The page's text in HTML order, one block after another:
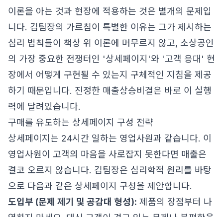
이론을 아는 것과 현장에 적용하는 것은 별개의 문제입
니다. 김팀장의 가르침이 특별한 이유는 그가 제시하는
심리 법칙들이 책상 위 이론에 머무르지 않고, 소상공인
의 가장 중요한 전쟁터인 '상세페이지'와 '고객 응대' 현
장에서 어떻게 구현될 수 있는지 구체적인 지침을 제공
하기 때문입니다. 진정한 매출상승비결은 바로 이 실행
력에 달려있습니다.
구매를 유도하는 상세페이지 구성 전략
상세페이지는 24시간 일하는 영업사원과 같습니다. 이
영업사원이 고객의 마음을 사로잡지 못한다면 매출은
결코 오르지 않습니다. 김팀장은 심리학적 원리를 바탕
으로 다음과 같은 상세페이지 구성을 제안합니다.
도입부 (문제 제기 및 공감대 형성): 제품의 장점부터 나